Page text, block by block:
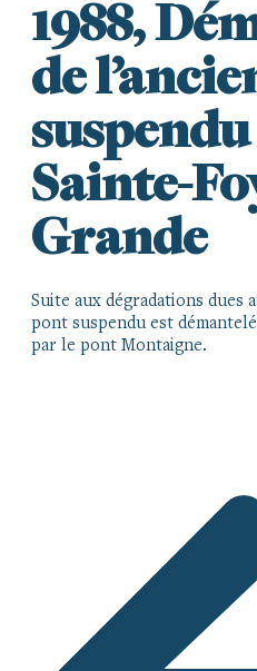
1988,
de
suspendu
Sainte-
Grande
Suite aux dégradations dues
pont suspendu est
par le pont Montaigne.